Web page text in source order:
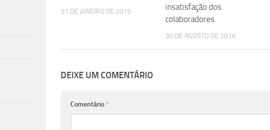
31 DE JANEIRO DE 2019
insatisfação dos
colaboradores
30 DE AGOSTO DE 2016
DEIXE UM COMENTÁRIO
Comentário*